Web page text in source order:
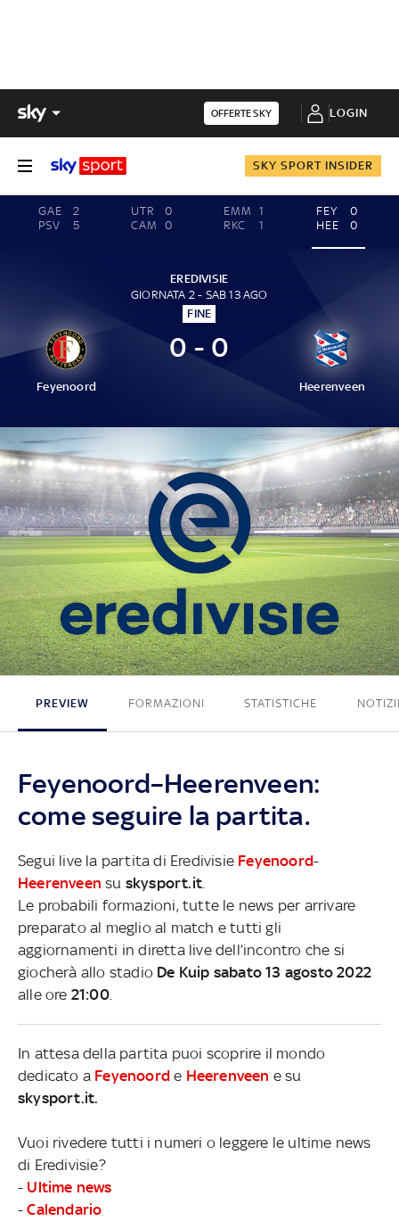
OFFERTE SKY LOGIN
SKY SPORT INSIDER
GAE
2
PSV
5
UTR
0
CAM
0
EMM
1
RKC
1
FEY
0
HEE
0
EREDIVISIE
GIORNATA 2 - SAB 13 AGO
FINE
Feyenoord
0 - 0
Heerenveen
0 - 0
PREVIEW FORMAZIONI STATISTICHE
Feyenoord–Heerenveen:
come seguire la partita.
Segui live la partita di Eredivisie Feyenoord-
Heerenveen su skysport.it
Le probabili formazioni, tutte le news per arrivare
preparato al meglio al match e tutti gli
aggiornamenti in diretta live dell’incontro che si
giocherà allo stadio De Kuip sabato 13 agosto 2022
alle ore 21:00.
In attesa della partita puoi scoprire il mondo
dedicato a Feyenoord e Heerenveen e su
skysport.it.
Vuoi rivedere tutti i numeri o leggere le ultime news
di Eredivisie?
- Ultime news
-Calendario